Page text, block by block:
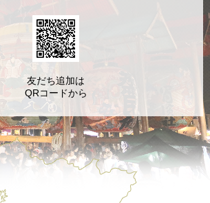
友だち追加は
QRコードから